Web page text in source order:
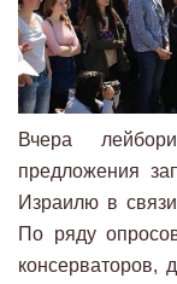
Вчера
предложения
Израилю в
По ряду
консерваторов,